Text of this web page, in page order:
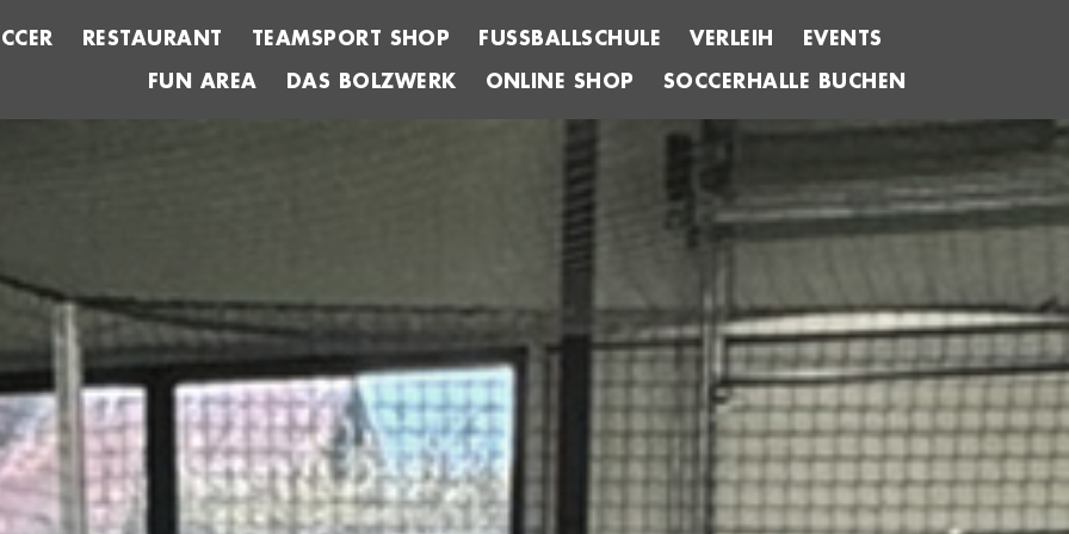
RESTAURANT TEAMSPORT SHOP FUSSBALLSCHULE VERLEIH
EVENTS
FUN AREA
DAS BOLZWERK ONLINE SHOP SOCCERHALLE BUCHEN